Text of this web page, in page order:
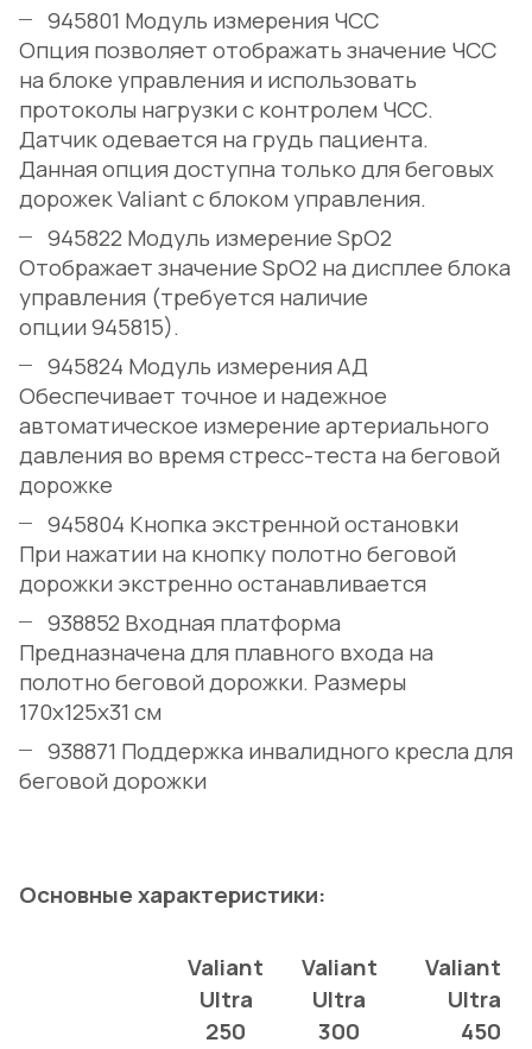
945801 Модуль измерения ЧСС
Опция позволяет отображать значение ЧСС
на блоке управления и использовать
протоколы нагрузки с контролем ЧСС.
Датчик одевается на грудь пациента.
Данная опция доступна только для беговых
дорожек Valiant с блоком управления.
945822 Модуль измерение SpO2
Отображает значение SpO2 на дисплее блока
управления (требуется наличие
опции 945815).
945824 Модуль измерения АД
Обеспечивает точное и надежное
автоматическое измерение артериального
давления во время стресс-теста на беговой
дорожке
945804 Кнопка экстренной остановки
При нажатии на кнопку полотно беговой
дорожки экстренно останавливается
938852 Входная платформа
Предназначена для плавного входа на
полотно беговой дорожки. Размеры
170х125х31 см
938871 Поддержка инвалидного кресла для
беговой дорожки
Основные характеристики:
Valiant
Ultra
250
Valiant
Ultra
300
Valiant
Ultra
450